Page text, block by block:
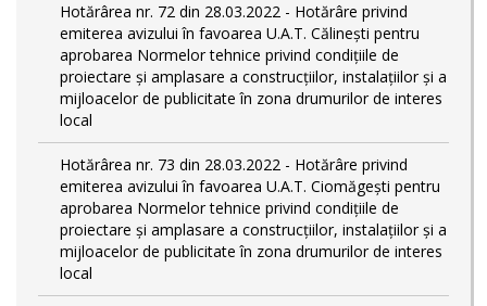
Hotărârea nr. 72 din 28.03.2022 - Hotărâre privind
emiterea avizului în favoarea U.A.T. Călinești pentru
aprobarea Normelor tehnice privind condiţiile de
proiectare şi amplasare a construcţiilor, instalaţiilor şi a
mijloacelor de publicitate în zona drumurilor de interes
local
Hotărârea nr. 73 din 28.03.2022 - Hotărâre privind
emiterea avizului în favoarea U.A.T. Ciomăgești pentru
aprobarea Normelor tehnice privind condiţiile de
proiectare şi amplasare a construcţiilor, instalaţiilor şi a
mijloacelor de publicitate în zona drumurilor de interes
local